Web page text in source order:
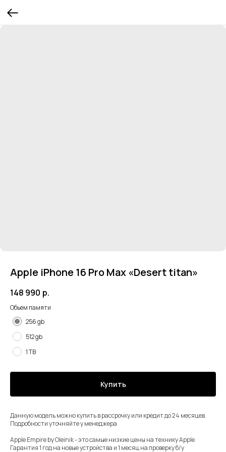
Apple iPhone 16 Pro Max «Desert titan»
148 990 р.
Объем памяти
256 gb
512 gb
1 TB
Купить
Данную модель можно купить в рассрочку или кредит до 24 месяцев.
Подробности уточняйте у менеджера
Apple Empire by Oleinik - это самые низкие цены на технику Apple
Гарантия 1 год на новые устройства и 1 месяц на проверку б/у